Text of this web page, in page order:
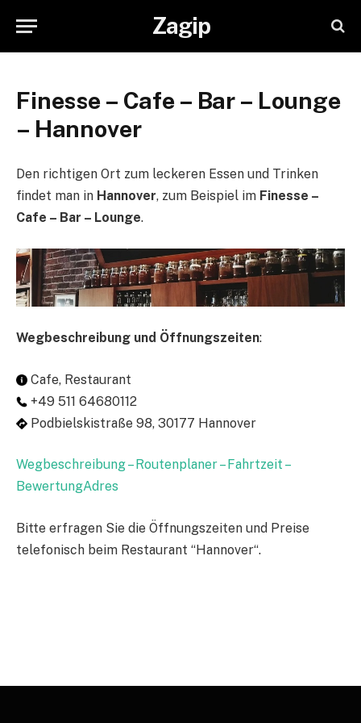
Zagip
Finesse – Cafe – Bar – Lounge
– Hannover
Den richtigen Ort zum leckeren Essen und Trinken
findet man in Hannover, zum Beispiel im Finesse –
Cafe – Bar – Lounge.
Wegbeschreibung und Öffnungszeiten:
Cafe, Restaurant
+49 511 64680112
Podbielskistraße 98, 30177 Hannover
Wegbeschreibung – Routenplaner – Fahrtzeit –
BewertungAdres
Bitte erfragen Sie die Öffnungszeiten und Preise
telefonisch beim Restaurant “Hannover“.